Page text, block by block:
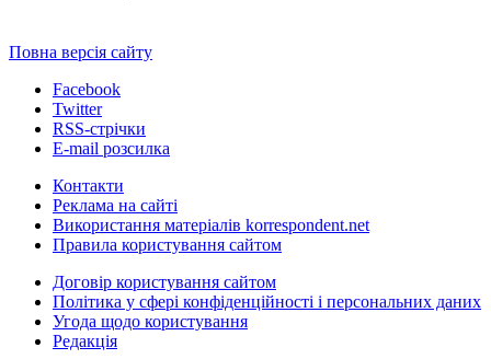
Повна версія сайту
Facebook
Twitter
RSS-стрічки
E-mail розсилка
Контакти
Реклама на сайті
Використання матеріалів korrespondent.net
Правила користування сайтом
Договір користування сайтом
Політика у сфері конфіденційності і персональних даних
Угода щодо користування
Редакція